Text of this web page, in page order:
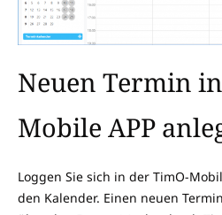
Neuen Termin
Mobile APP
Loggen Sie sich in der TimO-
den Kalender. Einen neuen